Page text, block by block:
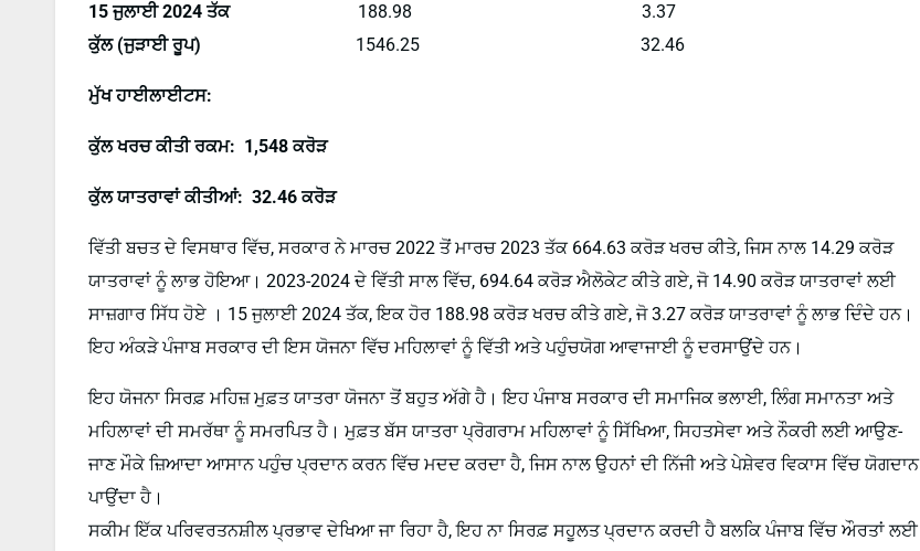
15 ਜੁਲਾਈ 2024 ਤੱਕ188.98 3.37
ਕੁੱਲ (ਜੁੜਾਈ ਰੂਪ) 1546.25 32.46
ਮੁੱਖ ਹਾਈਲਾਈਟਸ:
ਕੁੱਲ ਖਰਚ ਕੀਤੀ ਰਕਮ: 1,548 ਕਰੋੜ
ਕੁੱਲ ਯਾਤਰਾਵਾਂ ਕੀਤੀਆਂ: 32.46 ਕਰੋੜ
ਵਿੱਤੀ ਬਚਤ ਦੇ ਵਿਸਥਾਰ ਵਿੱਚ, ਸਰਕਾਰ ਨੇ ਮਾਰਚ 2022 ਤੋਂ ਮਾਰਚ 2023 ਤੱਕ 664.63 ਕਰੋੜ ਖਰਚ ਕੀਤੇ, ਜਿਸ ਨਾਲ 14.29 ਕਰੋੜ
ਯਾਤਰਾਵਾਂ ਨੂੰ ਲਾਭ ਹੋਇਆ। 2023-2024 ਦੇ ਵਿੱਤੀ ਸਾਲ ਵਿੱਚ, 694.64 ਕਰੋੜ ਐਲੋਕੇਟ ਕੀਤੇ ਗਏ, ਜੋ 14.90 ਕਰੋੜ ਯਾਤਰਾਵਾਂ ਲਈ
ਸਾਜ਼ਗਾਰ ਸਿੱਧ ਹੋਏ । 15 ਜੁਲਾਈ 2024 ਤੱਕ, ਇਕ ਹੋਰ 188.98 ਕਰੋੜ ਖਰਚ ਕੀਤੇ ਗਏ, ਜੋ 3.27 ਕਰੋੜ ਯਾਤਰਾਵਾਂ ਨੂੰ ਲਾਭ ਦਿੰਦੇ ਹਨ।
ਇਹ ਅੰਕੜੇ ਪੰਜਾਬ ਸਰਕਾਰ ਦੀ ਇਸ ਯੋਜਨਾ ਵਿੱਚ ਮਹਿਲਾਵਾਂ ਨੂੰ ਵਿੱਤੀ ਅਤੇ ਪਹੁੰਚਯੋਗ ਆਵਾਜਾਈ ਨੂੰ ਦਰਸਾਉਂਦੇ ਹਨ।
ਇਹ ਯੋਜਨਾ ਸਿਰਫ਼ ਮਹਿਜ਼ ਮੁਫ਼ਤ ਯਾਤਰਾ ਯੋਜਨਾ ਤੋਂ ਬਹੁਤ ਅੱਗੇ ਹੈ। ਇਹ ਪੰਜਾਬ ਸਰਕਾਰ ਦੀ ਸਮਾਜਿਕ ਭਲਾਈ, ਲਿੰਗ ਸਮਾਨਤਾ ਅਤੇ
ਮਹਿਲਾਵਾਂ ਦੀ ਸਮਰੱਥਾ ਨੂੰ ਸਮਰਪਿਤ ਹੈ। ਮੁਫ਼ਤ ਬੱਸ ਯਾਤਰਾ ਪ੍ਰੋਗਰਾਮ ਮਹਿਲਾਵਾਂ ਨੂੰ ਸਿੱਖਿਆ, ਸਿਹਤਸੇਵਾ ਅਤੇ ਨੌਕਰੀ ਲਈ ਆਉਣ-
ਜਾਣ ਮੌਕੇ ਜ਼ਿਆਦਾ ਆਸਾਨ ਪਹੁੰਚ ਪ੍ਰਦਾਨ ਕਰਨ ਵਿੱਚ ਮਦਦ ਕਰਦਾ ਹੈ, ਜਿਸ ਨਾਲ ਉਹਨਾਂ ਦੀ ਨਿੱਜੀ ਅਤੇ ਪੇਸ਼ੇਵਰ ਵਿਕਾਸ ਵਿੱਚ ਯੋਗਦਾਨ
ਪਾਉਂਦਾ ਹੈ।
ਸਕੀਮ ਇੱਕ ਪਰਿਵਰਤਨਸ਼ੀਲ ਪ੍ਰਭਾਵ ਦੇਖਿਆ ਜਾ ਰਿਹਾ ਹੈ, ਇਹ ਨਾ ਸਿਰਫ਼ ਸਹੂਲਤ ਪ੍ਰਦਾਨ ਕਰਦੀ ਹੈ ਬਲਕਿ ਪੰਜਾਬ ਵਿੱਚ ਔਰਤਾਂ ਲਈ